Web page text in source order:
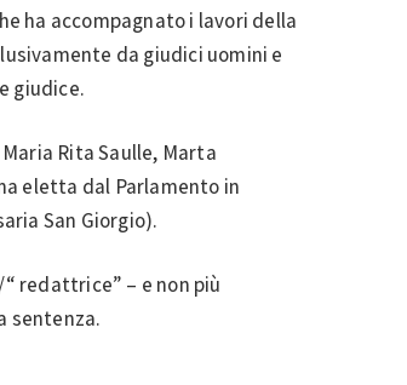
ha accompagnato i lavori della
da giudici uomini e
giudice.
Rita Saulle, Marta
eletta dal Parlamento in
San Giorgio).
redattrice” – e non più
sentenza.